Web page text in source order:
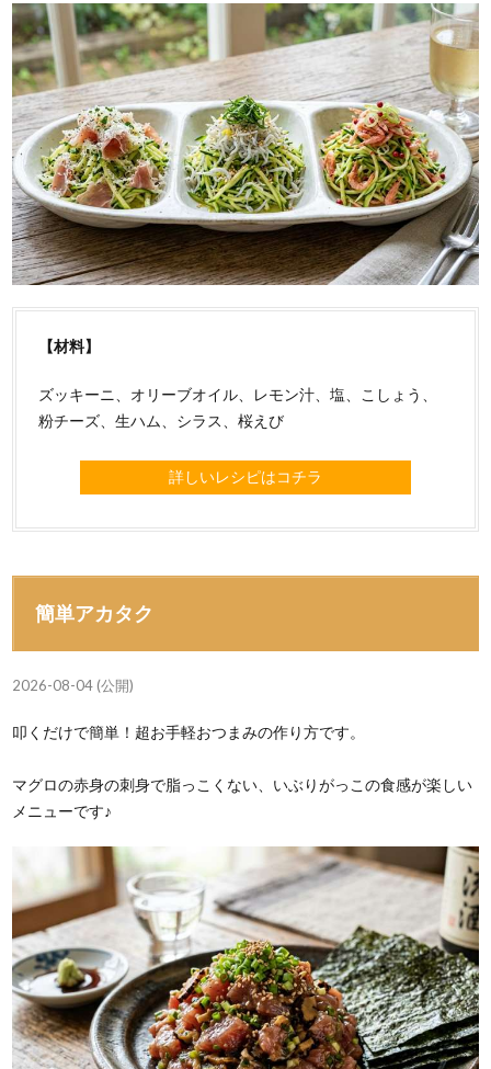
【材料】
ズッキーニ、オリーブオイル、レモン汁、塩、こしょう、
粉チーズ、生ハム、シラス、桜えび
詳しいレシピはコチラ
簡単アカタク
2026-08-04 (公開)
叩くだけで簡単！超お手軽おつまみの作り方です。
マグロの赤身の刺身で脂っこくない、いぶりがっこの食感が楽しい
メニューです♪